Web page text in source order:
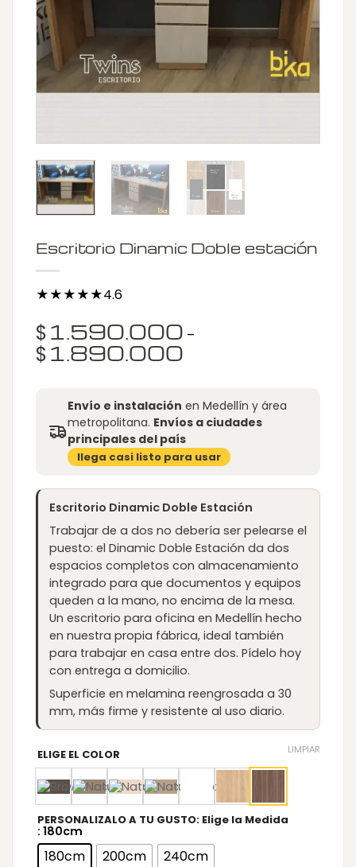
Escritorio Dinamic Doble estación
★★★★★4.6
$1.590.000 –
$1.890.000
$1.890.000
Envío e instalación en Medellín y área
metropolitana. Envíos a ciudades
principales del país
llega casi listo para usar
Escritorio Dinamic Doble Estación
Trabajar de a dos no debería ser pelearse el
puesto: el Dinamic Doble Estación da dos
espacios completos con almacenamiento
integrado para que documentos y equipos
queden a la mano, no encima de la mesa.
Un escritorio para oficina en Medellín hecho
en nuestra propia fábrica, ideal también
para trabajar en casa entre dos. Pídelo hoy
con entrega a domicilio.
Superficie en melamina reengrosada a 30
mm, más firme y resistente al uso diario.
ELIGE EL COLOR
PERSONALIZALO A TU GUSTO: Elige la Medida
: 180cm
180cm 200cm 240cm
LIMPIAR